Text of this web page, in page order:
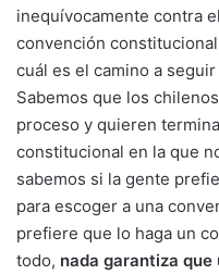
inequívocamente contra
convención
cuál es el camino a
Sabemos que los
proceso y quieren
constitucional en la que
sabemos si la gente
para escoger a una
prefiere que lo haga un
todo, nada garantiza